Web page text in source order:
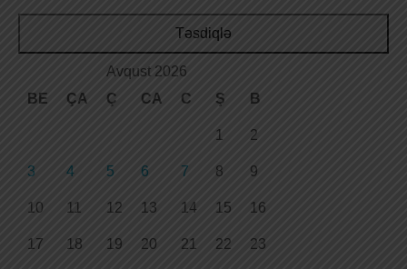
Təsdiqlə
Avqust 2026
BE
ÇA Ç CA C Ş B
1 2
3 4 5 6 7 8 9
10 11 12 13 14 15 16
17 18 19 20 21 22 23